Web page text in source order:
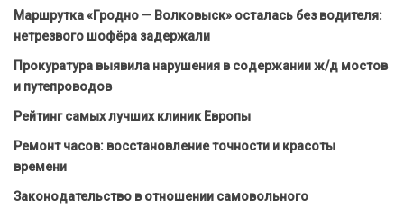
Маршрутка «Гродно — Волковыск» осталась без водителя:
нетрезвого шофёра задержали
Прокуратура выявила нарушения в содержании ж/д мостов
и путепроводов
Рейтинг самых лучших клиник Европы
Ремонт часов: восстановление точности и красоты
времени
Законодательство в отношении самовольного